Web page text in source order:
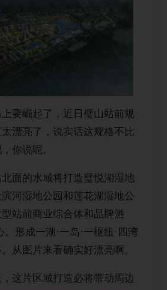
要崛起了，近日璧山站前规
漂亮了，说实话这规格不比
你说呢。
面的水域将打造璧悦湖湿地
河湿地公园和莲花湖湿地公
站前商业综合体和品牌酒
形成一湖·一岛·一枢纽·四湾
从图片来看确实好漂亮啊。
这片区域打造必将带动周边